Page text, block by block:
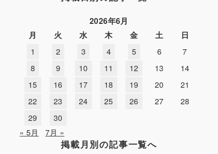
2026年6月
月
火 水 木 金 土
日
1
2 3 4 5 6
7
8
9 10 11 12 13
14
15
16 17 18 19 20
21
22
23 24 25 26 27
28
29
30
« 5月
7月 »
掲載月別の記事一覧へ